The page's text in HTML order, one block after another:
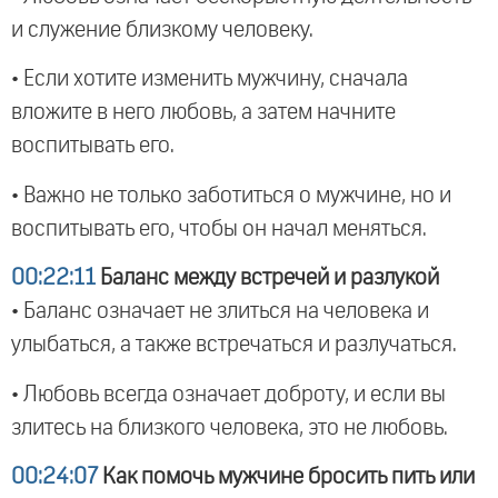
и служение близкому человеку.
• Если хотите изменить мужчину, сначала
вложите в него любовь, а затем начните
воспитывать его.
• Важно не только заботиться о мужчине, но и
воспитывать его, чтобы он начал меняться.
00:22:11 Баланс между встречей и разлукой
• Баланс означает не злиться на человека и
улыбаться, а также встречаться и разлучаться.
• Любовь всегда означает доброту, и если вы
злитесь на близкого человека, это не любовь.
00:24:07 Как помочь мужчине бросить пить или